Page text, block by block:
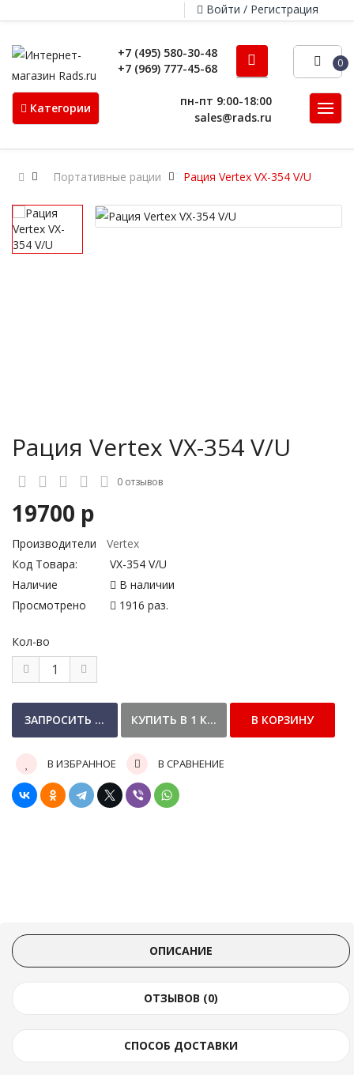
Войти / Регистрация
+7 (495) 580-30-48
+7 (969) 777-45-68
0
Категории
пн-пт 9:00-18:00
sales@rads.ru
Портативные рации Рация Vertex VX-354 V/U
Рация Vertex VX-354 V/U
0 отзывов
19700 р
Производители
Vertex
Код Товара:
VX-354 V/U
Наличие
В наличии
Просмотрено
1916 раз.
Кол-во
В ИЗБРАННОЕ В СРАВНЕНИЕ
ОПИСАНИЕ
ОТЗЫВОВ (0)
СПОСОБ ДОСТАВКИ